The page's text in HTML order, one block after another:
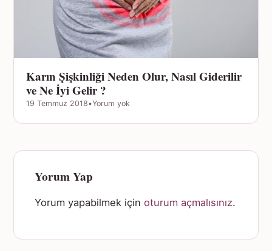
Karın Şişkinliği Neden Olur, Nasıl Giderilir
ve Ne İyi Gelir ?
19 Temmuz 2018•Yorum yok
Yorum Yap
Yorum yapabilmek için oturum açmalısınız.